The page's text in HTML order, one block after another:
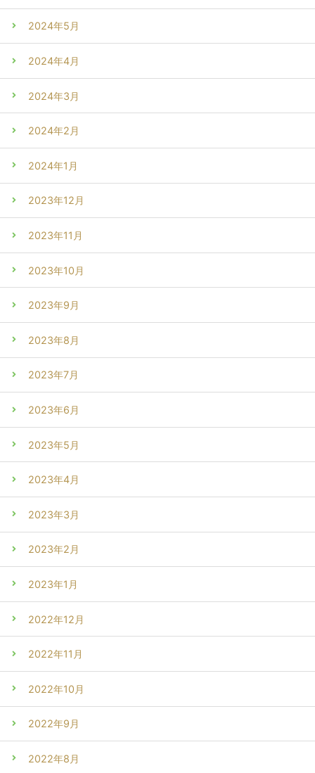
2024年5月
2024年4月
2024年3月
2024年2月
2024年1月
2023年12月
2023年11月
2023年10月
2023年9月
2023年8月
2023年7月
2023年6月
2023年5月
2023年4月
2023年3月
2023年2月
2023年1月
2022年12月
2022年11月
2022年10月
2022年9月
2022年8月